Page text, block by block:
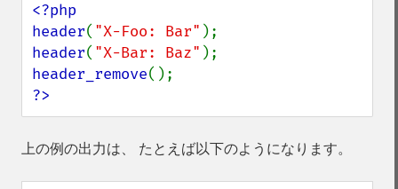
<?php
header( "X-Foo: Bar"
header( "X-Bar: Baz"
header_remove
?>
上の例の出力は、 たとえば以下のようになります。